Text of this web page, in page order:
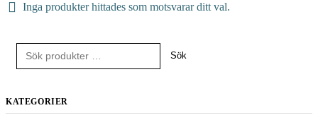
Inga produkter hittades som motsvarar ditt val.
Sök
KATEGORIER